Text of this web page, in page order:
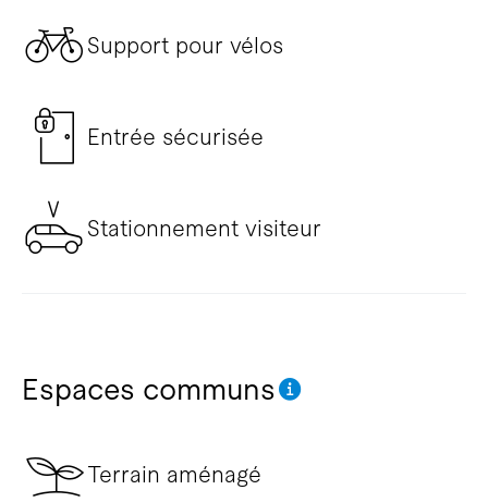
Support pour vélos
Entrée sécurisée
Stationnement visiteur
Espaces communs
Terrain aménagé